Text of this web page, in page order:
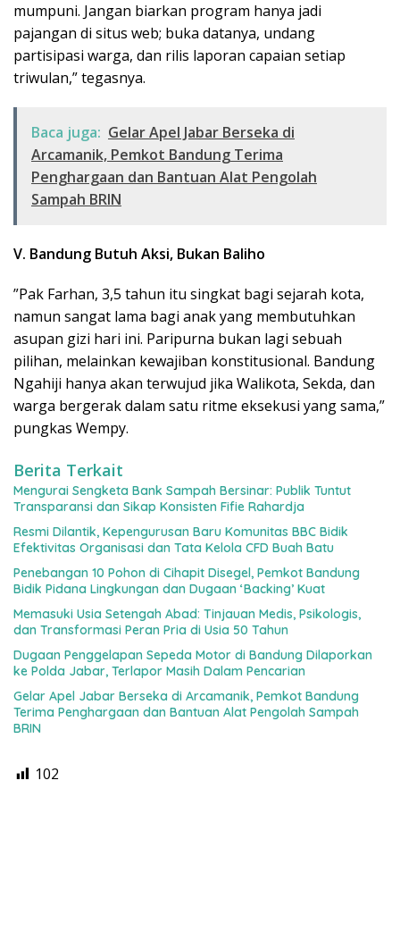
mumpuni. Jangan biarkan program hanya jadi
pajangan di situs web; buka datanya, undang
partisipasi warga, dan rilis laporan capaian setiap
triwulan,” tegasnya.
Baca juga: Gelar Apel Jabar Berseka di
Arcamanik, Pemkot Bandung Terima
Penghargaan dan Bantuan Alat Pengolah
Sampah BRIN
V. Bandung Butuh Aksi, Bukan Baliho
​”Pak Farhan, 3,5 tahun itu singkat bagi sejarah kota,
namun sangat lama bagi anak yang membutuhkan
asupan gizi hari ini. Paripurna bukan lagi sebuah
pilihan, melainkan kewajiban konstitusional. Bandung
Ngahiji hanya akan terwujud jika Walikota, Sekda, dan
warga bergerak dalam satu ritme eksekusi yang sama,”
pungkas Wempy.
Berita Terkait
Mengurai Sengketa Bank Sampah Bersinar: Publik Tuntut
Transparansi dan Sikap Konsisten Fifie Rahardja
Resmi Dilantik, Kepengurusan Baru Komunitas BBC Bidik
Efektivitas Organisasi dan Tata Kelola CFD Buah Batu
Penebangan 10 Pohon di Cihapit Disegel, Pemkot Bandung
Bidik Pidana Lingkungan dan Dugaan ‘Backing’ Kuat
Memasuki Usia Setengah Abad: Tinjauan Medis, Psikologis,
dan Transformasi Peran Pria di Usia 50 Tahun
Dugaan Penggelapan Sepeda Motor di Bandung Dilaporkan
ke Polda Jabar, Terlapor Masih Dalam Pencarian
Gelar Apel Jabar Berseka di Arcamanik, Pemkot Bandung
Terima Penghargaan dan Bantuan Alat Pengolah Sampah
BRIN
102